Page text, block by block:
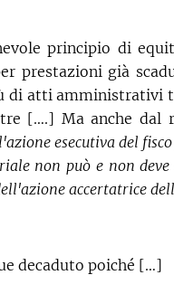
principio di
prestazioni già
di atti amministrativi
[….] Ma anche
esecutiva del
non può e non
accertatrice
decaduto poiché […]